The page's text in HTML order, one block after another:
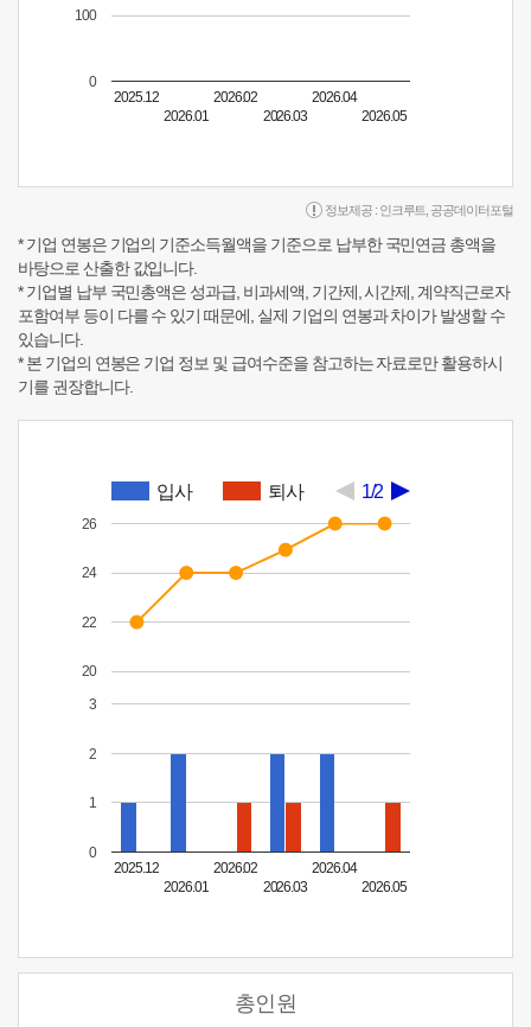
2025.12
2026.01
2026.02
2026.03
2026.04
2026.05
0
100
정보제공 : 인크루트 공공데이터포털
* 기업 연봉은 기업의 기준소득월액을 기준으로 납부한 국민연금 총액을
바탕으로 산출한 값입니다.
* 기업별 납부 국민총액은 성과급, 비과세액, 기간제, 시간제, 계약직근로자
포함여부 등이 다를 수 있기 때문에, 실제 기업의 연봉과 차이가 발생할 수
있습니다.
* 본 기업의 연봉은 기업 정보 및 급여수준을 참고하는 자료로만 활용하시
기를 권장합니다.
입사 퇴사 1/2
2025.12
2026.01
2026.02
2026.03
2026.04
2026.05
0
1
2
3
20
22
24
26
총인원